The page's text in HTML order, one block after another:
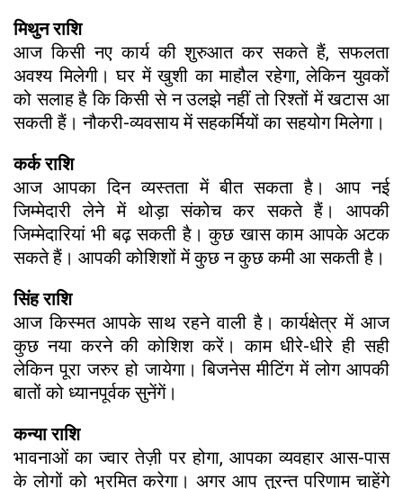
मिथुन राशि
आज किसी नए कार्य की शुरुआत कर सकते हैं, सफलता
अवश्य मिलेगी। घर में खुशी का माहौल रहेगा, लेकिन युवकों
को सलाह है कि किसी से न उलझे नहीं तो रिश्तों में खटास आ
सकती हैं। नौकरी-व्यवसाय में सहकर्मियों का सहयोग मिलेगा।
कर्क राशि
आज आपका दिन व्यस्तता में बीत सकता है। आप नई
जिम्मेदारी लेने में थोड़ा संकोच कर सकते हैं। आपकी
जिम्मेदारियां भी बढ़ सकती है। कुछ खास काम आपके अटक
सकते हैं। आपकी कोशिशों में कुछ न कुछ कमी आ सकती है।
सिंह राशि
आज किस्मत आपके साथ रहने वाली है। कार्यक्षेत्र में आज
कुछ नया करने की कोशिश करें। काम धीरे-धीरे ही सही
लेकिन पूरा जरुर हो जायेगा। बिजनेस मीटिंग में लोग आपकी
बातों को ध्यानपूर्वक सुनेंगें।
कन्या राशि
भावनाओं का ज्वार तेज़ी पर होगा, आपका व्यवहार आस-पास
के लोगों को भ्रमित करेगा। अगर आप तुरन्त परिणाम चाहेंगे